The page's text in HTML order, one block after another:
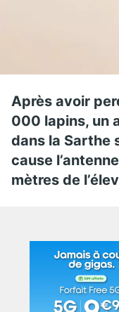
Après avoir
000 lapins, un
dans la Sarthe
cause
mètres de